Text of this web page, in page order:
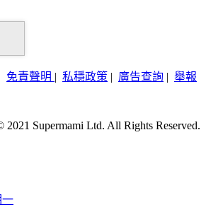
| 免責聲明 | 私穩政策 | 廣告查詢 | 舉報
2021 Supermami Ltd. All Rights Reserved.
一